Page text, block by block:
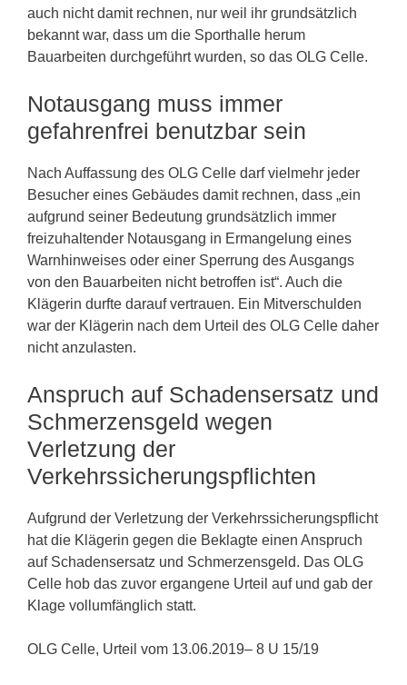
auch nicht damit rechnen, nur weil ihr grundsätzlich
bekannt war, dass um die Sporthalle herum
Bauarbeiten durchgeführt wurden, so das OLG Celle.
Notausgang muss immer
gefahrenfrei benutzbar sein
Nach Auffassung des OLG Celle darf vielmehr jeder
Besucher eines Gebäudes damit rechnen, dass „ein
aufgrund seiner Bedeutung grundsätzlich immer
freizuhaltender Notausgang in Ermangelung eines
Warnhinweises oder einer Sperrung des Ausgangs
von den Bauarbeiten nicht betroffen ist“. Auch die
Klägerin durfte darauf vertrauen. Ein Mitverschulden
war der Klägerin nach dem Urteil des OLG Celle daher
nicht anzulasten.
Anspruch auf Schadensersatz und
Schmerzensgeld wegen
Verletzung der
Verkehrssicherungspflichten
Aufgrund der Verletzung der Verkehrssicherungspflicht
hat die Klägerin gegen die Beklagte einen Anspruch
auf Schadensersatz und Schmerzensgeld. Das OLG
Celle hob das zuvor ergangene Urteil auf und gab der
Klage vollumfänglich statt.
OLG Celle, Urteil vom 13.06.2019– 8 U 15/19